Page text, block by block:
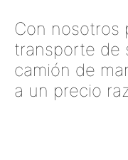
Con nosotros
transporte de
camión de
a un precio